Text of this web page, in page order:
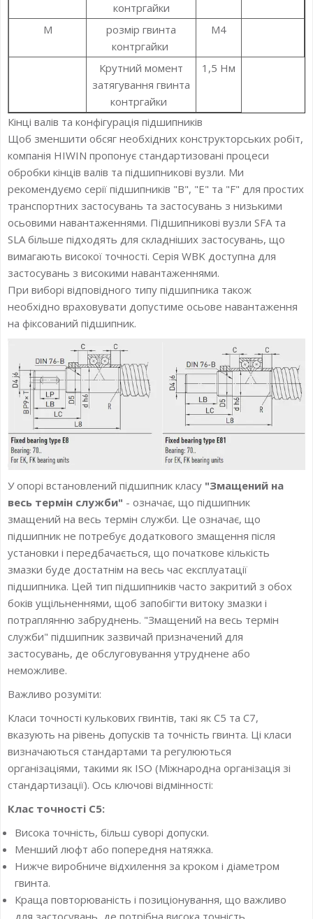
контргайки
M
розмір гвинта
контргайки
M4
Крутний момент
затягування гвинта
контргайки
1,5 Нм
Кінці валів та конфігурація підшипників
Щоб зменшити обсяг необхідних конструкторських робіт,
компанія HIWIN пропонує стандартизовані процеси
обробки кінців валів та підшипникові вузли. Ми
рекомендуємо серії підшипників "B", "E" та "F" для простих
транспортних застосувань та застосувань з низькими
осьовими навантаженнями. Підшипникові вузли SFA та
SLA більше підходять для складніших застосувань, що
вимагають високої точності. Серія WBK доступна для
застосувань з високими навантаженнями.
При виборі відповідного типу підшипника також
необхідно враховувати допустиме осьове навантаження
на фіксований підшипник.
У опорі встановлений підшипник класу "Змащений на
весь термін служби" - означає, що підшипник
змащений на весь термін служби. Це означає, що
підшипник не потребує додаткового змащення після
установки і передбачається, що початкове кількість
змазки буде достатнім на весь час експлуатації
підшипника. Цей тип підшипників часто закритий з обох
боків ущільненнями, щоб запобігти витоку змазки і
потраплянню забруднень. "Змащений на весь термін
служби" підшипник зазвичай призначений для
застосувань, де обслуговування утруднене або
неможливе.
Важливо розуміти:
Класи точності кулькових гвинтів, такі як С5 та С7,
вказують на рівень допусків та точність гвинта. Ці класи
визначаються стандартами та регулюються
організаціями, такими як ISO (Міжнародна організація зі
стандартизації). Ось ключові відмінності:
Клас точності С5:
Висока точність, більш суворі допуски.
Менший люфт або попередня натяжка.
Нижче виробниче відхилення за кроком і діаметром
гвинта.
Краща повторюваність і позиціонування, що важливо
для застосувань, де потрібна висока точність.